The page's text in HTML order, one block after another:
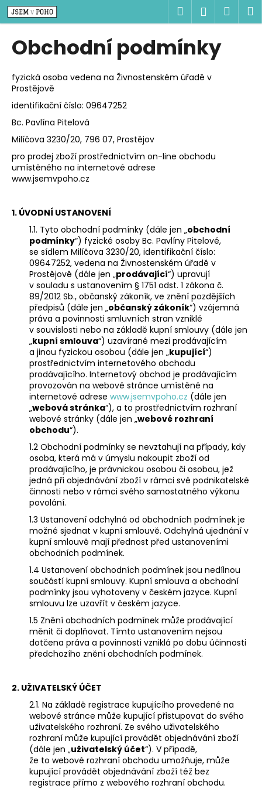
Přejít
na
obsah
Hledat
Obchodní podmínky
fyzická osoba vedena na Živnostenském úřadě v
Prostějově
identifikační číslo: 09647252
Bc. Pavlína Pitelová
Milíčova 3230/20, 796 07, Prostějov
pro prodej zboží prostřednictvím on-line obchodu
umístěného na internetové adrese
www.jsemvpoho.cz
1. ÚVODNÍ USTANOVENÍ
1.1. Tyto obchodní podmínky (dále jen „obchodní
podmínky“) fyzické osoby Bc. Pavlíny Pitelové,
se sídlem Milíčova 3230/20, identifikační číslo:
09647252, vedena na Živnostenském úřadě v
Prostějově (dále jen „prodávající“) upravují
v souladu s ustanovením § 1751 odst. 1 zákona č.
89/2012 Sb., občanský zákoník, ve znění pozdějších
předpisů (dále jen „občanský zákoník“) vzájemná
práva a povinnosti smluvních stran vzniklé
v souvislosti nebo na základě kupní smlouvy (dále jen
„kupní smlouva“) uzavírané mezi prodávajícím
a jinou fyzickou osobou (dále jen „kupující“)
prostřednictvím internetového obchodu
prodávajícího. Internetový obchod je prodávajícím
provozován na webové stránce umístěné na
internetové adrese www.jsemvpoho.cz (dále jen
„webová stránka“), a to prostřednictvím rozhraní
webové stránky (dále jen „webové rozhraní
obchodu“).
1.2 Obchodní podmínky se nevztahují na případy, kdy
osoba, která má v úmyslu nakoupit zboží od
prodávajícího, je právnickou osobou či osobou, jež
jedná při objednávání zboží v rámci své podnikatelské
činnosti nebo v rámci svého samostatného výkonu
povolání.
1.3 Ustanovení odchylná od obchodních podmínek je
možné sjednat v kupní smlouvě. Odchylná ujednání v
kupní smlouvě mají přednost před ustanoveními
obchodních podmínek.
1.4 Ustanovení obchodních podmínek jsou nedílnou
součástí kupní smlouvy. Kupní smlouva a obchodní
podmínky jsou vyhotoveny v českém jazyce. Kupní
smlouvu lze uzavřít v českém jazyce.
1.5 Znění obchodních podmínek může prodávající
měnit či doplňovat. Tímto ustanovením nejsou
dotčena práva a povinnosti vzniklá po dobu účinnosti
předchozího znění obchodních podmínek.
2. UŽIVATELSKÝ ÚČET
2.1. Na základě registrace kupujícího provedené na
webové stránce může kupující přistupovat do svého
uživatelského rozhraní. Ze svého uživatelského
rozhraní může kupující provádět objednávání zboží
(dále jen „uživatelský účet“). V případě,
že to webové rozhraní obchodu umožňuje, může
kupující provádět objednávání zboží též bez
registrace přímo z webového rozhraní obchodu.
K
o
o
p
o
t
ř
e
b
u
e
HLEDAT